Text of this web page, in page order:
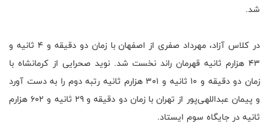
شد.
در کلاس آزاد، مهرداد صفری از اصفهان با زمان دو دقیقه و ۴ ثانیه و
۴۳ هزارم ثانیه قهرمان راند نخست شد. نوید صحرایی از کرمانشاه با
زمان دو دقیقه و ۱۰ ثانیه و ۳۰۱ هزارم ثانیه رتبه دوم را به دست آورد
و پیمان عبداللهی‌پور از تهران با زمان دو دقیقه و ۲۹ ثانیه و ۶۰۲ هزارم
ثانیه در جایگاه سوم ایستاد.